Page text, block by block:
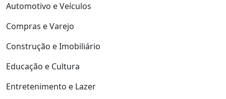
Automotivo e Veículos
Compras e Varejo
Construção e Imobiliário
Educação e Cultura
Entretenimento e Lazer